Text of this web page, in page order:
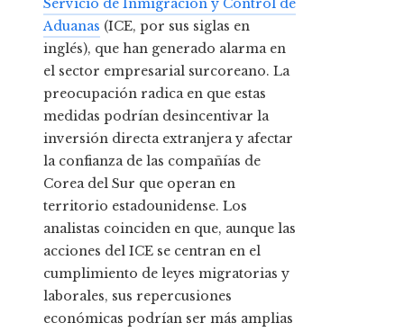
Servicio de Inmigración y Control de
Aduanas (ICE, por sus siglas en
inglés), que han generado alarma en
el sector empresarial surcoreano. La
preocupación radica en que estas
medidas podrían desincentivar la
inversión directa extranjera y afectar
la confianza de las compañías de
Corea del Sur que operan en
territorio estadounidense. Los
analistas coinciden en que, aunque las
acciones del ICE se centran en el
cumplimiento de leyes migratorias y
laborales, sus repercusiones
económicas podrían ser más amplias